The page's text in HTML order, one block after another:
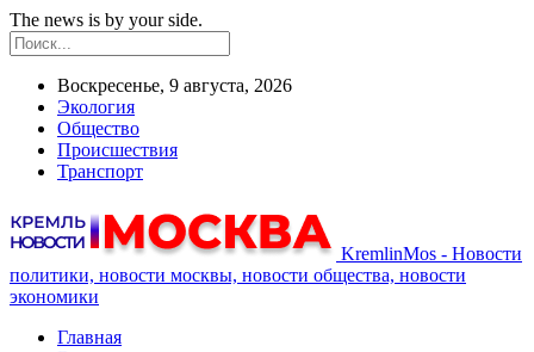
The news is by your side.
Воскресенье, 9 августа, 2026
Экология
Общество
Происшествия
Транспорт
KremlinMos - Новости
политики, новости москвы, новости общества, новости
экономики
Главная